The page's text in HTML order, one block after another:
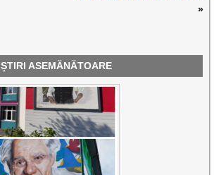
»
ȘTIRI ASEMĂNĂTOARE